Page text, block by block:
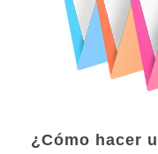
¿Cómo hacer